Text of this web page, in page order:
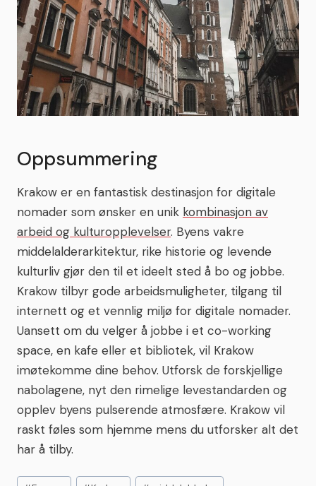
Oppsummering
Krakow er en fantastisk destinasjon for digitale
nomader som ønsker en unik kombinasjon av
arbeid og kulturopplevelser. Byens vakre
middelalderarkitektur, rike historie og levende
kulturliv gjør den til et ideelt sted å bo og jobbe.
Krakow tilbyr gode arbeidsmuligheter, tilgang til
internett og et vennlig miljø for digitale nomader.
Uansett om du velger å jobbe i et co-working
space, en kafe eller et bibliotek, vil Krakow
imøtekomme dine behov. Utforsk de forskjellige
nabolagene, nyt den rimelige levestandarden og
opplev byens pulserende atmosfære. Krakow vil
raskt føles som hjemme mens du utforsker alt det
har å tilby.
Post